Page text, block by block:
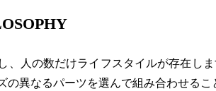
、人の数だけライフスタイルが存在し
の異なるパーツを選んで組み合わせる